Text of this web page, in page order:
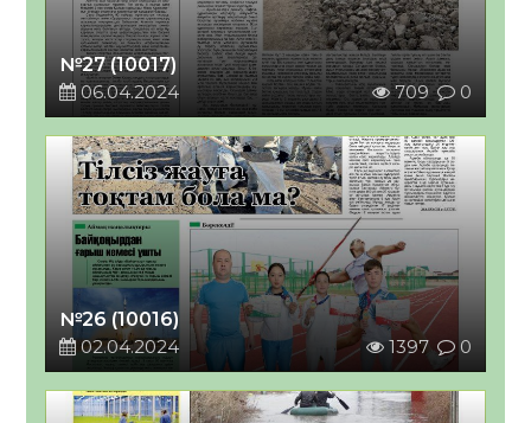
№27 (10017)
06.04.2024
709 0
№26 (10016)
02.04.2024
1397 0